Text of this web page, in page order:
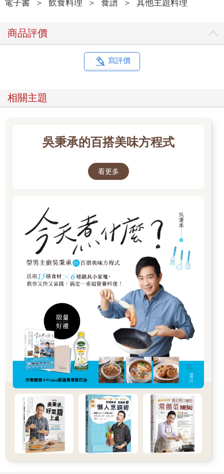
電子書 ＞ 飲食料理 ＞ 食譜 ＞ 其他主題料理
商品評價
寫評價
相關主題
吳秉承的百搭美味方程式
看更多